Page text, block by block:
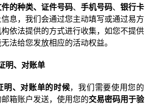
的种类、证件号码、 手机号码、 银行卡
信息，我们会通过您主动填写或通过易方
依法提供的方式进行收集，如您不提供
法给您发放相应的活动权益。
明、对账单
明、对账单的时候，我们需要使用您的
箱账户发送，使用您的交易密码用于验